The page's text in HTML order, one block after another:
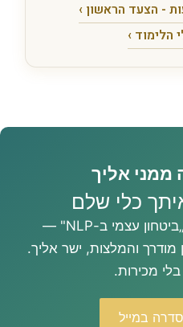
- הצעד הראשון ›
הלימוד ›
ממני אליך
כלי שלם
קבל בחינם את הסדרה „ביטחון עצמי ב-NLP" —
מודרך והמלצות, ישר אליך.
מכירות.
במייל